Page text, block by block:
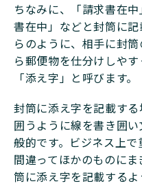
ちなみに、「請求書在
書在中」などと封筒に
らのように、相手に封
ら郵便物を仕分けしや
「添え字」と呼びます。
封筒に添え字を記載す
囲うように線を書き囲
般的です。ビジネス上で
間違ってほかのものに
筒に添え字を記載するよ